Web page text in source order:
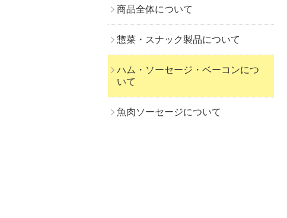
商品全体について
惣菜・スナック製品について
ハム・ソーセージ・ベーコンにつ
いて
魚肉ソーセージについて